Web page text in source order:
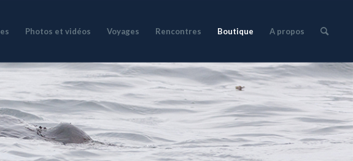
Photos et vidéos Voyages Rencontres Boutique A propos